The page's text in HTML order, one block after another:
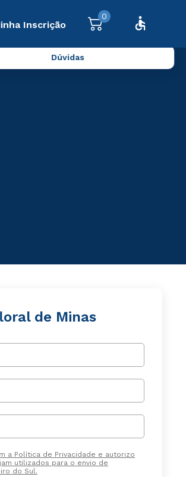
Inscrição
0
Dúvidas
de Minas
a Política de Privacidade e autorizo
utilizados para o envio de
do Sul.